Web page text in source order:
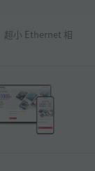
超小 Ethernet 相